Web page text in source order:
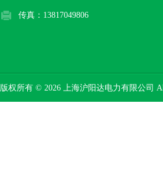
传真：13817049806
版权所有 © 2026 上海沪阳达电力有限公司